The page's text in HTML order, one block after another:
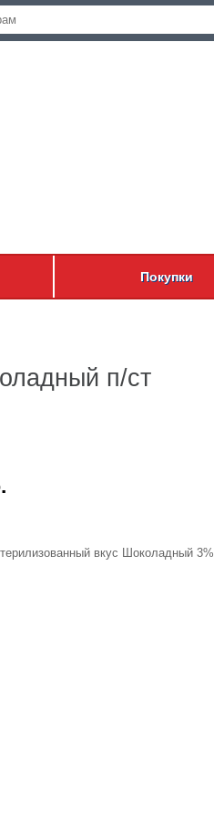
Покупки
п/ст
вкус Шоколадный 3%